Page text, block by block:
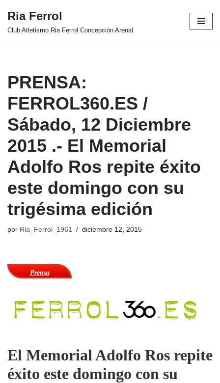
Saltar
Ria Ferrol
Club Atletismo Ria Ferrol Concepción Arenal
PRENSA:
FERROL360.ES /
Sábado, 12 Diciembre
2015 .- El Memorial
Adolfo Ros repite éxito
este domingo con su
trigésima edición
por Ria_Ferrol_1961 diciembre 12, 2015
Prensa
El Memorial Adolfo Ros repite
éxito este domingo con su